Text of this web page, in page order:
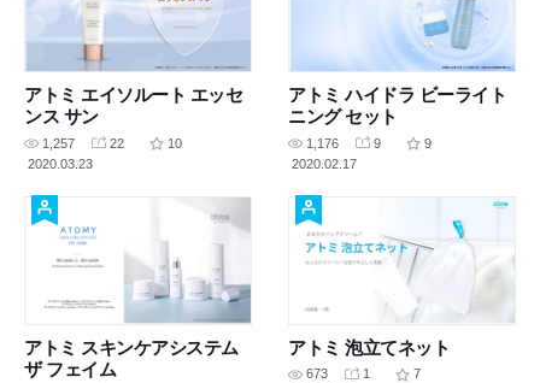
アトミ エイソルート エッセ
ンス サン
1,257 22
10
2020.03.23
アトミ ハイドラ ビーライト
ニング セット
1,176 9
9
2020.02.17
アトミ スキンケアシステム
ザ フェイム
アトミ 泡立てネット
673 1
7